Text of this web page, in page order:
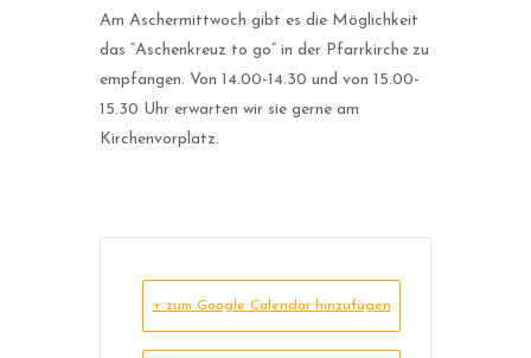
Am Aschermittwoch gibt es die Möglichkeit
das “Aschenkreuz to go” in der Pfarrkirche zu
empfangen. Von 14.00-14.30 und von 15.00-
15.30 Uhr erwarten wir sie gerne am
Kirchenvorplatz.
+ zum Google Calendar hinzufügen